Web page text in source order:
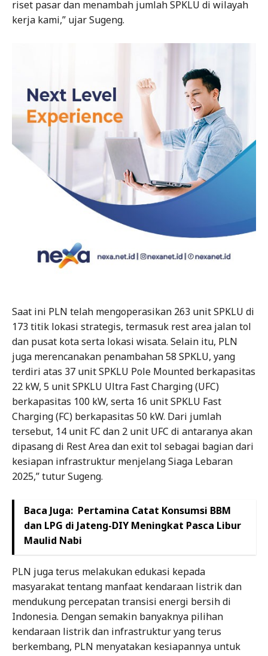
riset pasar dan menambah jumlah SPKLU di wilayah
kerja kami,” ujar Sugeng.
Saat ini PLN telah mengoperasikan 263 unit SPKLU di
173 titik lokasi strategis, termasuk rest area jalan tol
dan pusat kota serta lokasi wisata. Selain itu, PLN
juga merencanakan penambahan 58 SPKLU, yang
terdiri atas 37 unit SPKLU Pole Mounted berkapasitas
22 kW, 5 unit SPKLU Ultra Fast Charging (UFC)
berkapasitas 100 kW, serta 16 unit SPKLU Fast
Charging (FC) berkapasitas 50 kW. Dari jumlah
tersebut, 14 unit FC dan 2 unit UFC di antaranya akan
dipasang di Rest Area dan exit tol sebagai bagian dari
kesiapan infrastruktur menjelang Siaga Lebaran
2025,” tutur Sugeng.
Baca Juga: Pertamina Catat Konsumsi BBM
dan LPG di Jateng-DIY Meningkat Pasca Libur
Maulid Nabi
PLN juga terus melakukan edukasi kepada
masyarakat tentang manfaat kendaraan listrik dan
mendukung percepatan transisi energi bersih di
Indonesia. Dengan semakin banyaknya pilihan
kendaraan listrik dan infrastruktur yang terus
berkembang, PLN menyatakan kesiapannya untuk